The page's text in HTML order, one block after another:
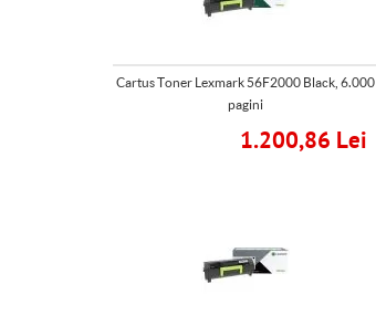
Cartus Toner Lexmark 56F2000 Black, 6.000
pagini
1.200,86 Lei